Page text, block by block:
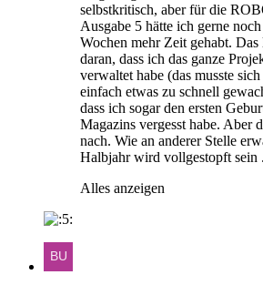
selbstkritisch, aber für die
Ausgabe 5 hätte ich gerne
Wochen mehr Zeit gehabt.
daran, dass ich das ganze
verwaltet habe (das musste
einfach etwas zu schnell
dass ich sogar den ersten
Magazins vergesst habe. Aber
nach. Wie an anderer Stelle
Halbjahr wird vollgestopft sein
Alles anzeigen